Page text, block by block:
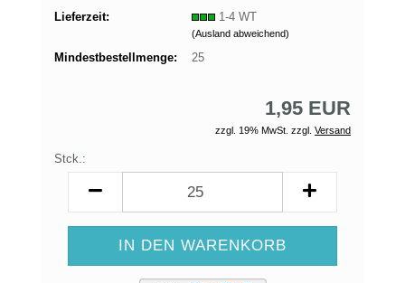
Lieferzeit:
1-4 WT
(Ausland abweichend)
Mindestbestellmenge: 25
1,95 EUR
zzgl. 19% MwSt. zzgl. Versand
Stck.: